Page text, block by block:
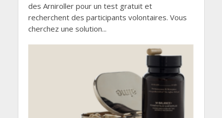
des Arniroller pour un test gratuit et
recherchent des participants volontaires. Vous
cherchez une solution...